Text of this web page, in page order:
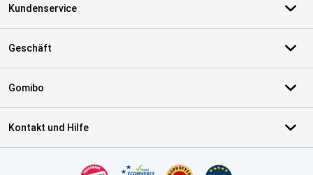
Kundenservice
Geschäft
Gomibo
Kontakt und Hilfe